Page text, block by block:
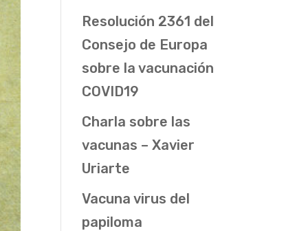
Resolución 2361 del
Consejo de Europa
sobre la vacunación
COVID19
Charla sobre las
vacunas – Xavier
Uriarte
Vacuna virus del
papiloma